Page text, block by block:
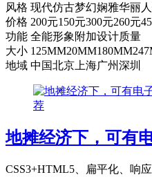
风格 现代仿古梦幻娴雅华丽
价格 200元150元300元260元
功能 全能形象 附加设计质量
大小 125MM20MM180MM
地域 中国北京 上海广州深圳
荐
地摊经济下，可有
CSS3+HTML5、扁平化、响